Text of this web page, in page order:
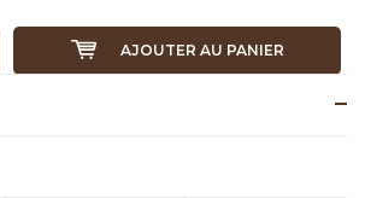
AJOUTER AU PANIER